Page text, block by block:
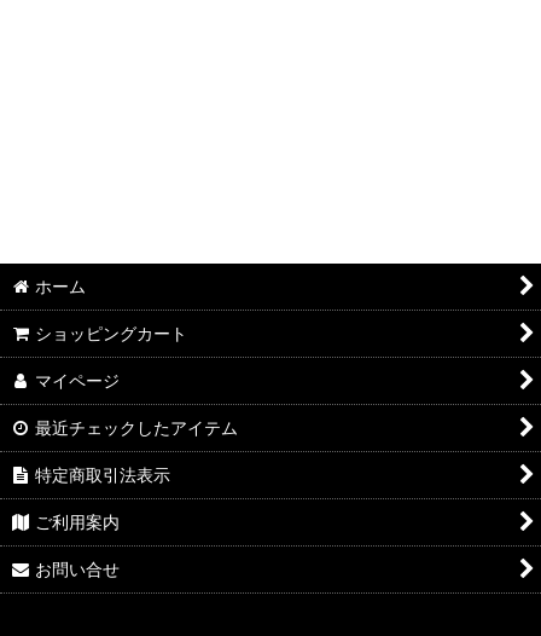
ホーム
ショッピングカート
マイページ
最近チェックしたアイテム
特定商取引法表示
ご利用案内
お問い合せ